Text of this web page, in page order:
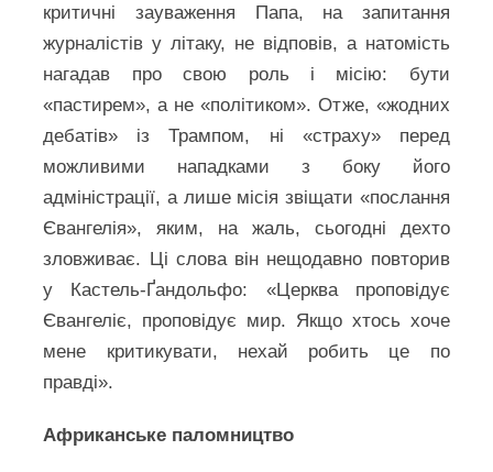
критичні зауваження Папа, на запитання
журналістів у літаку, не відповів, а натомість
нагадав про свою роль і місію: бути
«пастирем», а не «політиком». Отже, «жодних
дебатів» із Трампом, ні «страху» перед
можливими нападками з боку його
адміністрації, а лише місія звіщати «послання
Євангелія», яким, на жаль, сьогодні дехто
зловживає. Ці слова він нещодавно повторив
у Кастель-Ґандольфо: «Церква проповідує
Євангеліє, проповідує мир. Якщо хтось хоче
мене критикувати, нехай робить це по
правді».
Африканське паломництво